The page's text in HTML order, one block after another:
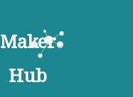
Maker
Hub